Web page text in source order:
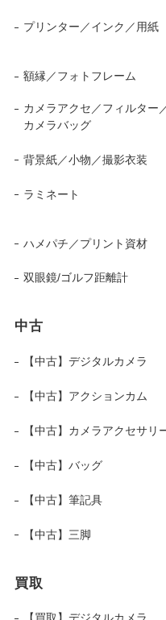
プリンター／インク／用紙
額縁／フォトフレーム
カメラアクセ／フィルター
カメラバッグ
背景紙／小物／撮影衣装
ラミネート
ハメパチ／プリント資材
双眼鏡/ゴルフ距離計
中古
【中古】デジタルカメラ
【中古】アクションカム
【中古】カメラアクセサリ
【中古】バッグ
【中古】筆記具
【中古】三脚
買取